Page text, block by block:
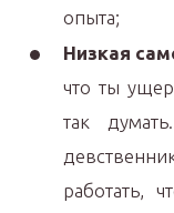
опыта;
Низкая
что ты
так
работать,